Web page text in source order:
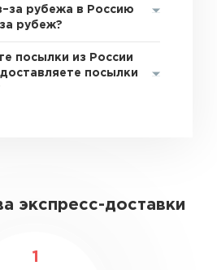
рубежа в Россию
рубеж?
посылки из России
посылки
экспресс-доставки
1